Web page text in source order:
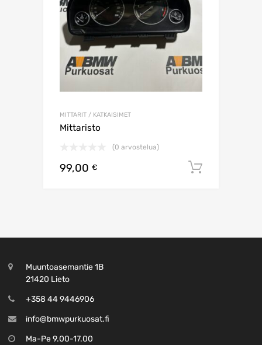
MITTARIT / KATKAISIMET
Mittaristo
(0 arvostelua)
99,00 €
Muuntoasemantie 1B
21420 Lieto
+358 44 9446906
info@bmwpurkuosat.fi
Ma-Pe 9.00-17.00